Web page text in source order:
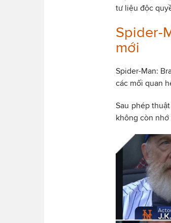
tư liệu độc
Spider-
mới
Spider-Man:
các mối quan
Sau phép
không còn